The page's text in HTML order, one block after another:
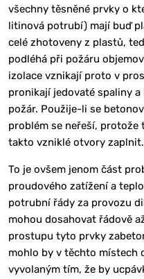
všechny těsněné prvky o
litinová potrubí) mají buď
celé zhotoveny z plastů,
podléhá při požáru
izolace vznikají proto v
pronikají jedovaté spaliny
požár. Použije-li se
problém se neřeší,
takto vzniklé otvory zaplnit.
To je ovšem jenom část
proudového zatížení a
potrubní řády za provozu
mohou dosahovat řádově
prostupu tyto prvky
mohlo by v těchto místech
vyvolaným tím, že by